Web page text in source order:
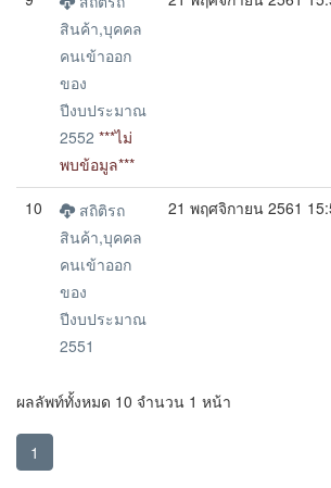
สินค้า,บุคคล
คนเข้าออก
ของ
ปีงบประมาณ
2552 ***ไม่
พบข้อมูล***
10
สถิติรถ
สินค้า,บุคคล
คนเข้าออก
ของ
ปีงบประมาณ
2551
21 พฤศจิกายน 2561
ผลลัพท์ทั้งหมด 10 จำนวน 1 หน้า
1